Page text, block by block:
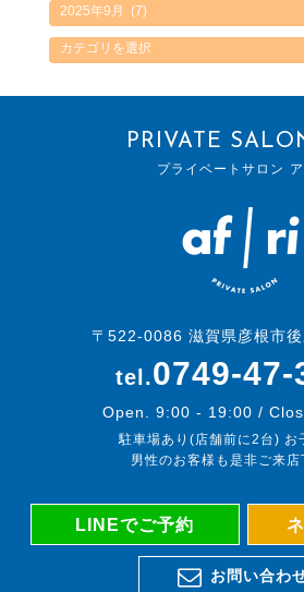
PRIVATE
プライベートサロン ア
〒522-0086 滋賀県彦根市
tel.0749-47-
Open. 9:00 - 19:00 /
駐車場あり(店舗前に2台) お
男性のお客様も是非ご来店
LINEでご予約
お問い合わ